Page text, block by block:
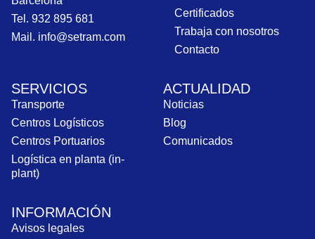
Tel. 932 895 681
Mail. info@setram.com
Certificados
Trabaja con nosotros
Contacto
SERVICIOS
Transporte
Centros Logísticos
Centros Portuarios
Logística en planta (in-
plant)
ACTUALIDAD
Noticias
Blog
Comunicados
INFORMACIÓN
Avisos legales